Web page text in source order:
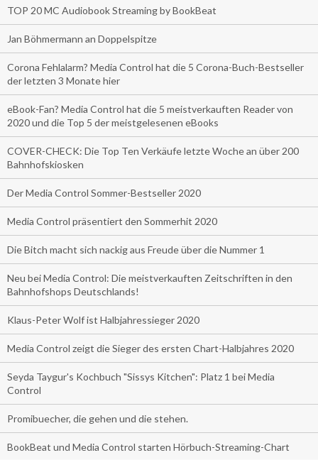
TOP 20 MC Audiobook Streaming by BookBeat
Jan Böhmermann an Doppelspitze
Corona Fehlalarm? Media Control hat die 5 Corona-Buch-Bestseller
der letzten 3 Monate hier
eBook-Fan? Media Control hat die 5 meistverkauften Reader von
2020 und die Top 5 der meistgelesenen eBooks
COVER-CHECK: Die Top Ten Verkäufe letzte Woche an über 200
Bahnhofskiosken
Der Media Control Sommer-Bestseller 2020
Media Control präsentiert den Sommerhit 2020
Die Bitch macht sich nackig aus Freude über die Nummer 1
Neu bei Media Control: Die meistverkauften Zeitschriften in den
Bahnhofshops Deutschlands!
Klaus-Peter Wolf ist Halbjahressieger 2020
Media Control zeigt die Sieger des ersten Chart-Halbjahres 2020
Seyda Taygur's Kochbuch "Sissys Kitchen": Platz 1 bei Media
Control
Promibuecher, die gehen und die stehen.
BookBeat und Media Control starten Hörbuch-Streaming-Chart